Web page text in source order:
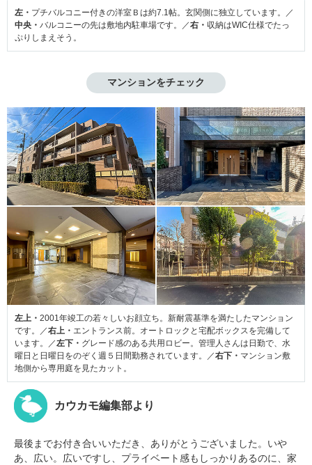
左・ プチバルコニー付きの洋室Ｂは約7.1帖。玄関側に独立しています。／
中央・ バルコニーの先は敷地内駐車場です。／右・ 収納はWIC仕様でたっ
ぷりしまえそう。
マンションをチェック
左上・ 2001年竣工の若々しいお顔立ち。新耐震基準を満たしたマンション
です。／右上・ エントランス前。オートロックと宅配ボックスを完備して
います。／左下・ グレード感のある共用ロビー。管理人さんは日勤で、水
曜日と日曜日をのぞく週５日間勤務されています。／右下・ マンション敷
地側から専用庭を見たカット。
カウカモ編集部より
最後までお付き合いいただき、ありがとうございました。いや
あ、広い。広いですし、プライベート感もしっかりあるのに、家